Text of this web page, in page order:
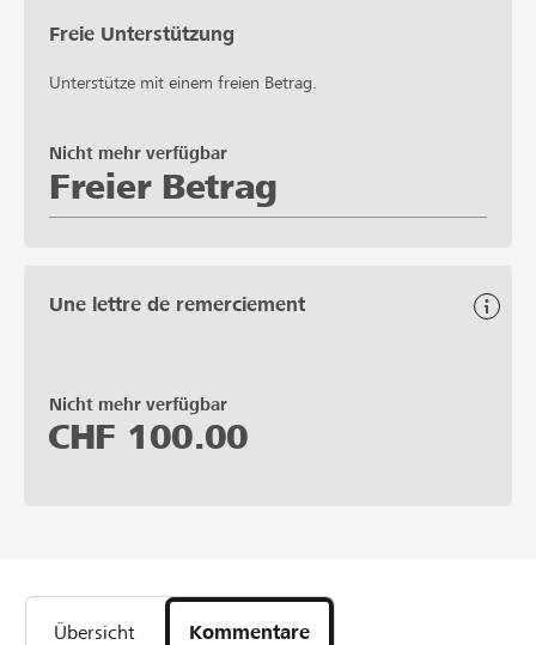
Freie Unterstützung
Unterstütze mit einem freien Betrag.
Freier Betrag
Nicht mehr verfügbar
Une lettre de remerciement
Nicht mehr verfügbar
CHF 100.00
Übersicht Kommentare